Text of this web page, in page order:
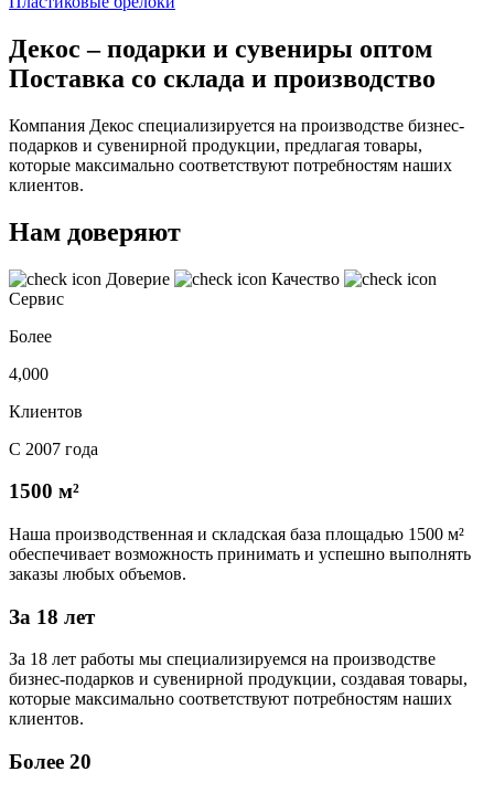
Декос – подарки и сувениры оптом
Поставка со склада и производство
Компания Декос специализируется на производстве бизнес-
подарков и сувенирной продукции, предлагая товары,
которые максимально соответствуют потребностям наших
клиентов.
Нам доверяют
Доверие
Качество
Сервис
Более
4,000
Клиентов
С 2007 года
1500 м²
Наша производственная и складская база площадью 1500 м²
обеспечивает возможность принимать и успешно выполнять
заказы любых объемов.
За 18 лет
За 18 лет работы мы специализируемся на производстве
бизнес-подарков и сувенирной продукции, создавая товары,
которые максимально соответствуют потребностям наших
клиентов.
Более 20